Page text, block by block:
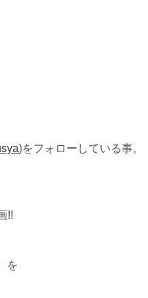
)をフォローしている事。
!!
を